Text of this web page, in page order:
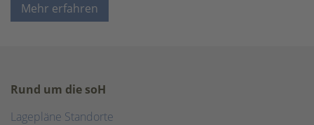
Mehr erfahren
Rund um die soH
Lagepläne Standorte